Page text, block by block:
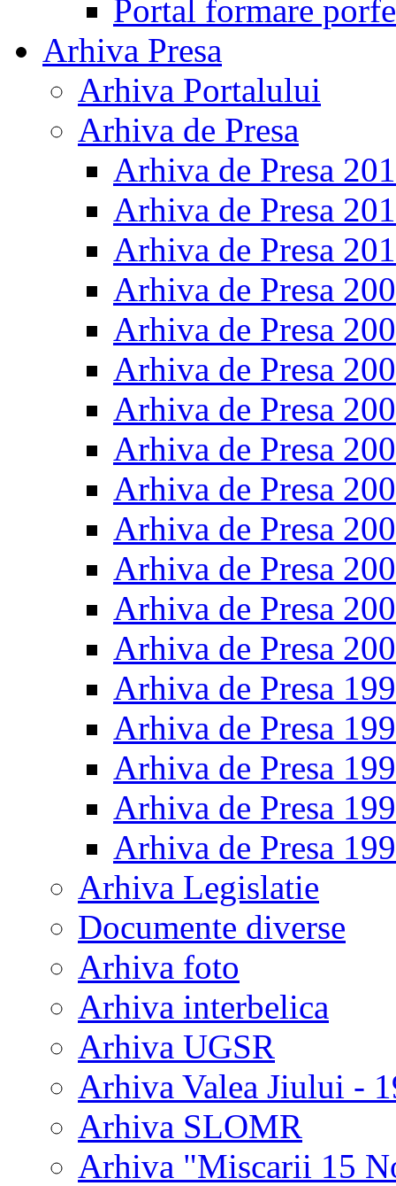
Portal formare
Arhiva Presa
Arhiva Portalului
Arhiva de Presa
Arhiva de Presa
Arhiva de Presa
Arhiva de Presa
Arhiva de Presa
Arhiva de Presa
Arhiva de Presa
Arhiva de Presa
Arhiva de Presa
Arhiva de Presa
Arhiva de Presa
Arhiva de Presa
Arhiva de Presa
Arhiva de Presa
Arhiva de Presa
Arhiva de Presa
Arhiva de Presa
Arhiva de Presa
Arhiva de Presa
Arhiva Legislatie
Documente diverse
Arhiva foto
Arhiva interbelica
Arhiva UGSR
Arhiva Valea Jiului -
Arhiva SLOMR
Arhiva "Miscarii 15